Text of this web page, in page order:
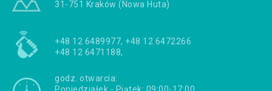
31-751 Kraków (Nowa Huta)
+48 12 6489977, +48 12 6472266
+48 12 6471188,
godz. otwarcia: